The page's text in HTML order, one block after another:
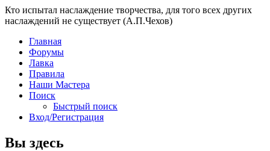
Кто испытал наслаждение творчества, для того всех других
наслаждений не существует (А.П.Чехов)
Главная
Форумы
Лавка
Правила
Наши Мастера
Поиск
Быстрый поиск
Вход/Регистрация
Вы здесь